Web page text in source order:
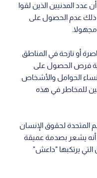
عدد المدنيين الذين لقوا
ذلك عدم الحصول على
مجهولا.
أو نازحة في المناطق
فرص الحصول على
الحوامل والأشخاص
للمخاطر في هذه
لحقوق الإنسان
أنه يشعر بصدمة عميقة
التي يرتكبها "داعش"